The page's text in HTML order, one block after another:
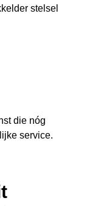
stelsel
die nóg
service.